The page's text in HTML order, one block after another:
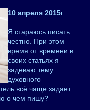
10 апреля 2015г.
Я стараюсь писать
честно. При этом
время от времени в
своих статьях я
задеваю тему
духовного
всё чаще задает
о чем пишу?